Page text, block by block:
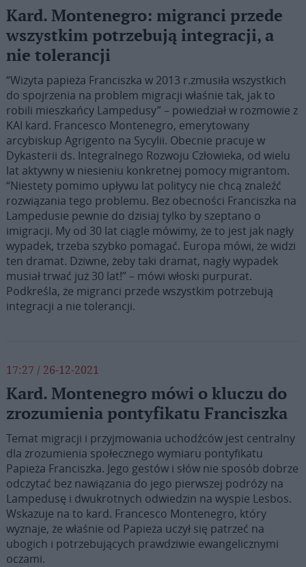
Kard. Montenegro: migranci przede
wszystkim potrzebują integracji, a
nie tolerancji
“Wizyta papieża Franciszka w 2013 r.zmusiła wszystkich
do spojrzenia na problem migracji właśnie tak, jak to
robili mieszkańcy Lampedusy” – powiedział w rozmowie z
KAI kard. Francesco Montenegro, emerytowany
arcybiskup Agrigento na Sycylii. Obecnie pracuje w
Dykasterii ds. Integralnego Rozwoju Człowieka, od wielu
lat aktywny w niesieniu konkretnej pomocy migrantom.
“Niestety pomimo upływu lat politycy nie chcą znaleźć
rozwiązania tego problemu. Bez obecności Franciszka na
Lampedusie pewnie do dzisiaj tylko by szeptano o
imigracji. My od 30 lat ciągle mówimy, że to jest jak nagły
wypadek, trzeba szybko pomagać. Europa mówi, że widzi
ten dramat. Dziwne, żeby taki dramat, nagły wypadek
musiał trwać już 30 lat!” – mówi włoski purpurat.
Podkreśla, że migranci przede wszystkim potrzebują
integracji a nie tolerancji.
17:27 / 26-12-2021
Kard. Montenegro mówi o kluczu do
zrozumienia pontyfikatu Franciszka
Temat migracji i przyjmowania uchodźców jest centralny
dla zrozumienia społecznego wymiaru pontyfikatu
Papieża Franciszka. Jego gestów i słów nie sposób dobrze
odczytać bez nawiązania do jego pierwszej podróży na
Lampedusę i dwukrotnych odwiedzin na wyspie Lesbos.
Wskazuje na to kard. Francesco Montenegro, który
wyznaje, że właśnie od Papieża uczył się patrzeć na
ubogich i potrzebujących prawdziwie ewangelicznymi
oczami.